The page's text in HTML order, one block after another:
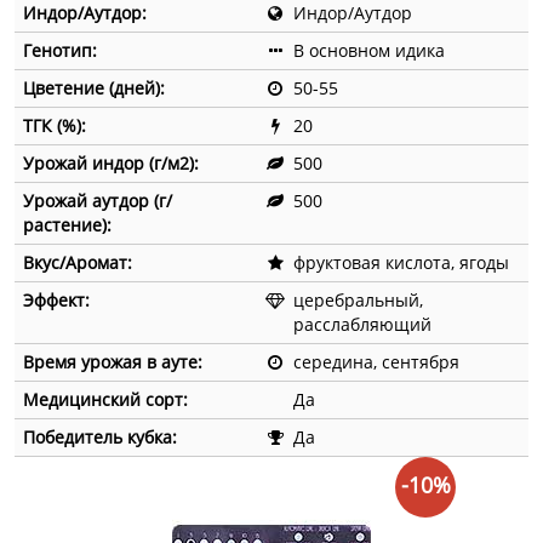
Индор/Аутдор:
Индор/Аутдор
Генотип:
В основном идика
Цветение (дней):
50-55
ТГК (%):
20
Урожай индор (г/м2):
500
Урожай аутдор (г/
растение):
500
Вкус/Аромат:
фруктовая кислота, ягоды
Эффект:
церебральный,
расслабляющий
Время урожая в ауте:
середина, сентября
Медицинский сорт:
Да
Победитель кубка:
Да
-10%